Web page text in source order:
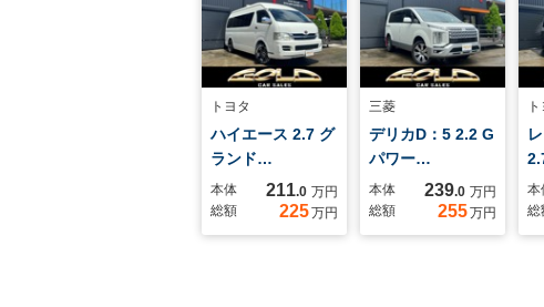
トヨタ
ハイエース 2.7 グ
ランド…
本体 211.0 万円
総額
225万円
三菱
デリカD：5 2.2 G
パワー…
本体 239.0 万円
総額
255万円
本
総